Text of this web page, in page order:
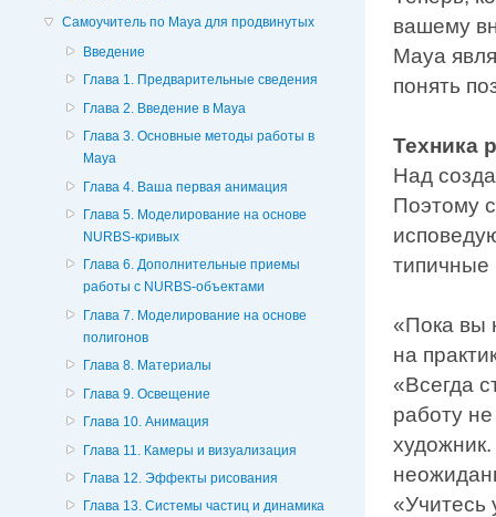
Самоучитель по Maya для продвинутых
Введение
Глава 1. Предварительные сведения
Глава 2. Введение в Maya
Глава 3. Основные методы работы в
Maya
Глава 4. Ваша первая анимация
Глава 5. Моделирование на основе
NURBS-кривых
Глава 6. Дополнительные приемы
работы с NURBS-объектами
Глава 7. Моделирование на основе
полигонов
Глава 8. Материалы
Глава 9. Освещение
Глава 10. Анимация
Глава 11. Камеры и визуализация
Глава 12. Эффекты рисования
Глава 13. Системы частиц и динамика
вашему
Maya
понять
Техника
Над
Поэтому
типичные
«Пока вы
на
«Всегда
работу
«Учитесь